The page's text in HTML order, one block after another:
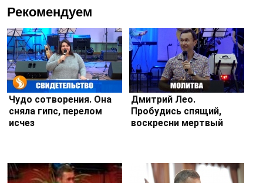
Рекомендуем
Чудо сотворения. Она
сняла гипс, перелом
исчез
Дмитрий Лео.
Пробудись спящий,
воскресни мертвый